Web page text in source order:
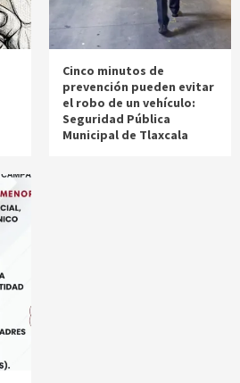
Cinco minutos de
prevención pueden evitar
el robo de un vehículo:
Seguridad Pública
Municipal de Tlaxcala